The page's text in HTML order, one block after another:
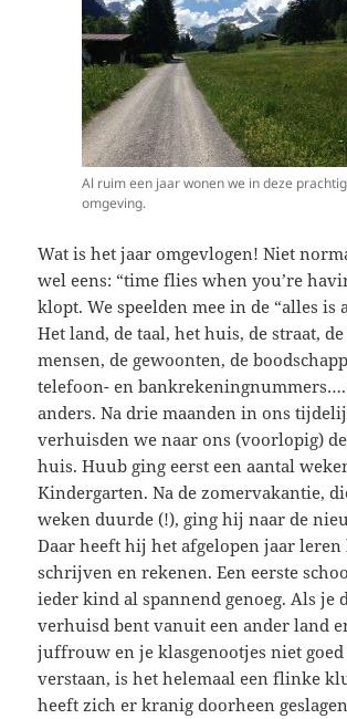
Al ruim een jaar wonen we in deze
omgeving.
Wat is het jaar omgevlogen! Niet
wel eens: “time flies when you’re
klopt. We speelden mee in de “alles is
Het land, de taal, het huis, de straat,
mensen, de gewoonten, de
telefoon- en
anders. Na drie maanden in ons
verhuisden we naar ons (voorlopig)
huis. Huub ging eerst een aantal
Kindergarten. Na de zomervakantie,
weken duurde (!), ging hij naar de
Daar heeft hij het afgelopen jaar leren
schrijven en rekenen. Een eerste
ieder kind al spannend genoeg. Als je
verhuisd bent vanuit een ander land
juffrouw en je klasgenootjes niet
verstaan, is het helemaal een flinke
heeft zich er kranig doorheen